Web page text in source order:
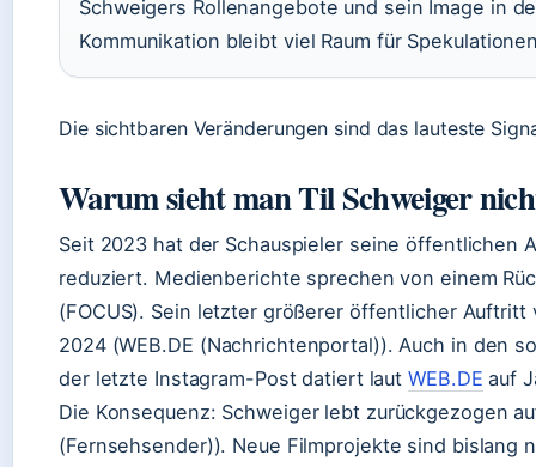
Schweigers Rollenangebote und sein Image in
Kommunikation bleibt viel Raum für
Die sichtbaren Veränderungen sind das lauteste
Warum sieht man Til Schweiger
Seit 2023 hat der Schauspieler seine öffentlichen
reduziert. Medienberichte sprechen von einem
(FOCUS). Sein letzter größerer öffentlicher
2024 (WEB.DE (Nachrichtenportal)). Auch in den
der letzte Instagram-Post datiert lautWEB.DE auf
Die Konsequenz: Schweiger lebt zurückgezogen
(Fernsehsender)). Neue Filmprojekte sind bislang